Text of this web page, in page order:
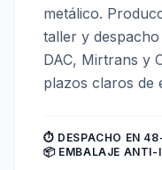
metálico.
taller y
DAC, Mirtrans y
plazos claros de
⏱️ DESPACHO EN
📦 EMBALAJE ANTI-